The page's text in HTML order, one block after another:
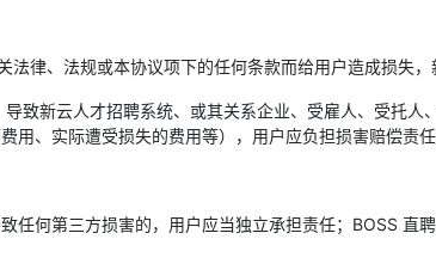
法律、法规或本协议项下的任何条款而给用户造成损失
致新云人才招聘系统、或其关系企业、受雇人、受托
用、实际遭受损失的费用等），用户应负担损害赔偿责任
任何第三方损害的，用户应当独立承担责任；BOSS 直